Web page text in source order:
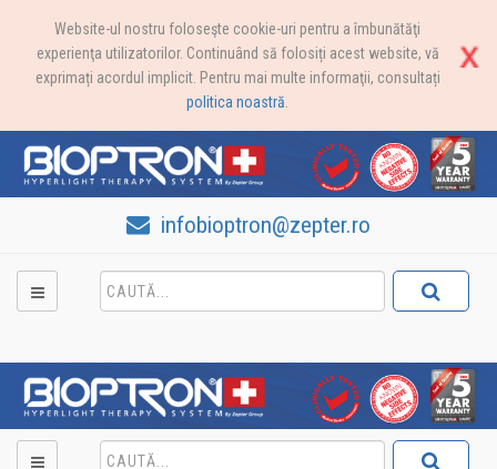
Website-ul nostru foloseşte cookie-uri pentru a îmbunătăţi
experienţa utilizatorilor. Continuând să folosiți acest website, vă
exprimați acordul implicit. Pentru mai multe informaţii, consultați
politica noastră
infobioptron@zepter.ro